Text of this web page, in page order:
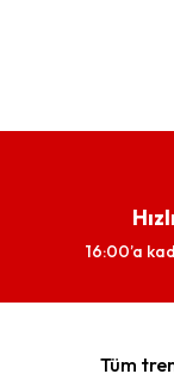
16:00’a
Tüm